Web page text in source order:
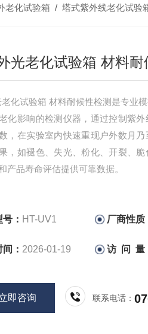
老化试验箱 / 塔式紫外线老化试验
光老化试验箱 材料耐
化试验箱 材料耐候性检测是专业
化影响的检测仪器，通过控制紫
，在实验室内快速重现户外数月
，如褪色、失光、粉化、开裂、脆
产品寿命评估提供可靠数据。
： HT-UV1 厂商性质
： 2026-01-19 访 问 量
即咨询 联系电话：